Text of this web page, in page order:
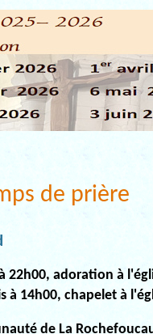
de prière
22h00, adoration à
à 14h00, chapelet à
de La